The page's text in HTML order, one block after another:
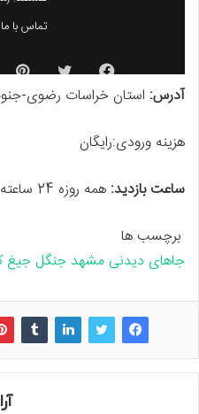
آدرس: استان خراسات رضوی-
هزینه ورودی:رایگان
ساعت بازدید: همه روزه 24 ساعته
برچسب ها
جاهای دیدنی مشهد جنگل